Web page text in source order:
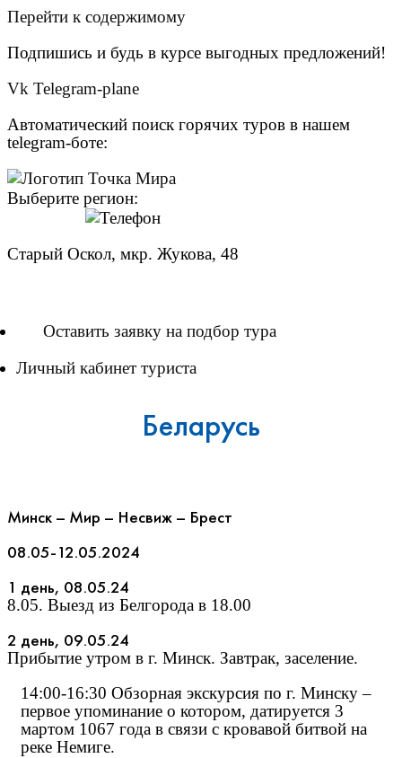
Перейти к содержимому
Подпишись и будь в курсе выгодных предложений!
Vk Telegram-plane
Автоматический поиск горячих туров в нашем
telegram-боте:
Выберите регион:
Старый Оскол, мкр. Жукова, 48
Оставить заявку на подбор тура
Личный кабинет туриста
Беларусь
Минск – Мир – Несвиж – Брест
08.05-12.05.2024
1 день, 08.05.24
8.05. Выезд из Белгорода в 18.00
2 день, 09.05.24
Прибытие утром в г. Минск. Завтрак, заселение.
14:00-16:30 Обзорная экскурсия по г. Минску –
первое упоминание о котором, датируется 3
мартом 1067 года в связи с кровавой битвой на
реке Немиге.